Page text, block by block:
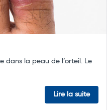
dans la peau de l’orteil. Le
Lire la suite